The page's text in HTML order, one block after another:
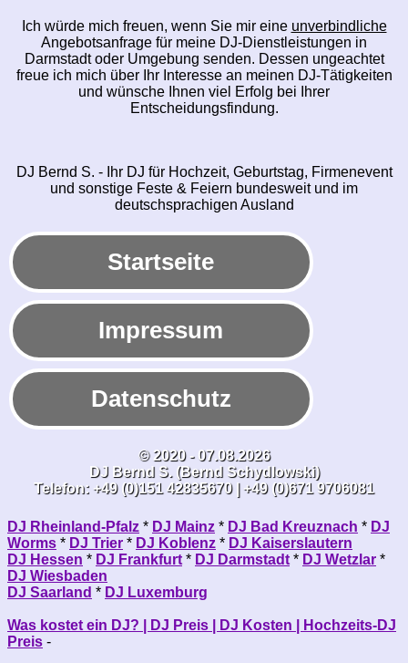
Ich würde mich freuen, wenn Sie mir eine unverbindliche
Angebotsanfrage für meine DJ-Dienstleistungen in
Darmstadt oder Umgebung senden. Dessen ungeachtet
freue ich mich über Ihr Interesse an meinen DJ-Tätigkeiten
und wünsche Ihnen viel Erfolg bei Ihrer
Entscheidungsfindung.
DJ Bernd S. - Ihr DJ für Hochzeit, Geburtstag, Firmenevent
und sonstige Feste & Feiern bundesweit und im
deutschsprachigen Ausland
Startseite
Impressum
Datenschutz
© 2020 - 07.08.2026
DJ Bernd S. (Bernd Schydlowski)
Telefon: +49 (0)151 42835670 | +49 (0)671 9706081
DJ Rheinland-Pfalz * DJ Mainz * DJ Bad Kreuznach * DJ
Worms * DJ Trier * DJ Koblenz * DJ Kaiserslautern
DJ Hessen * DJ Frankfurt * DJ Darmstadt * DJ Wetzlar *
DJ Wiesbaden
DJ Saarland * DJ Luxemburg
Was kostet ein DJ? | DJ Preis | DJ Kosten | Hochzeits-DJ
Preis -